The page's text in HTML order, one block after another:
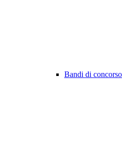
Bandi di concorso